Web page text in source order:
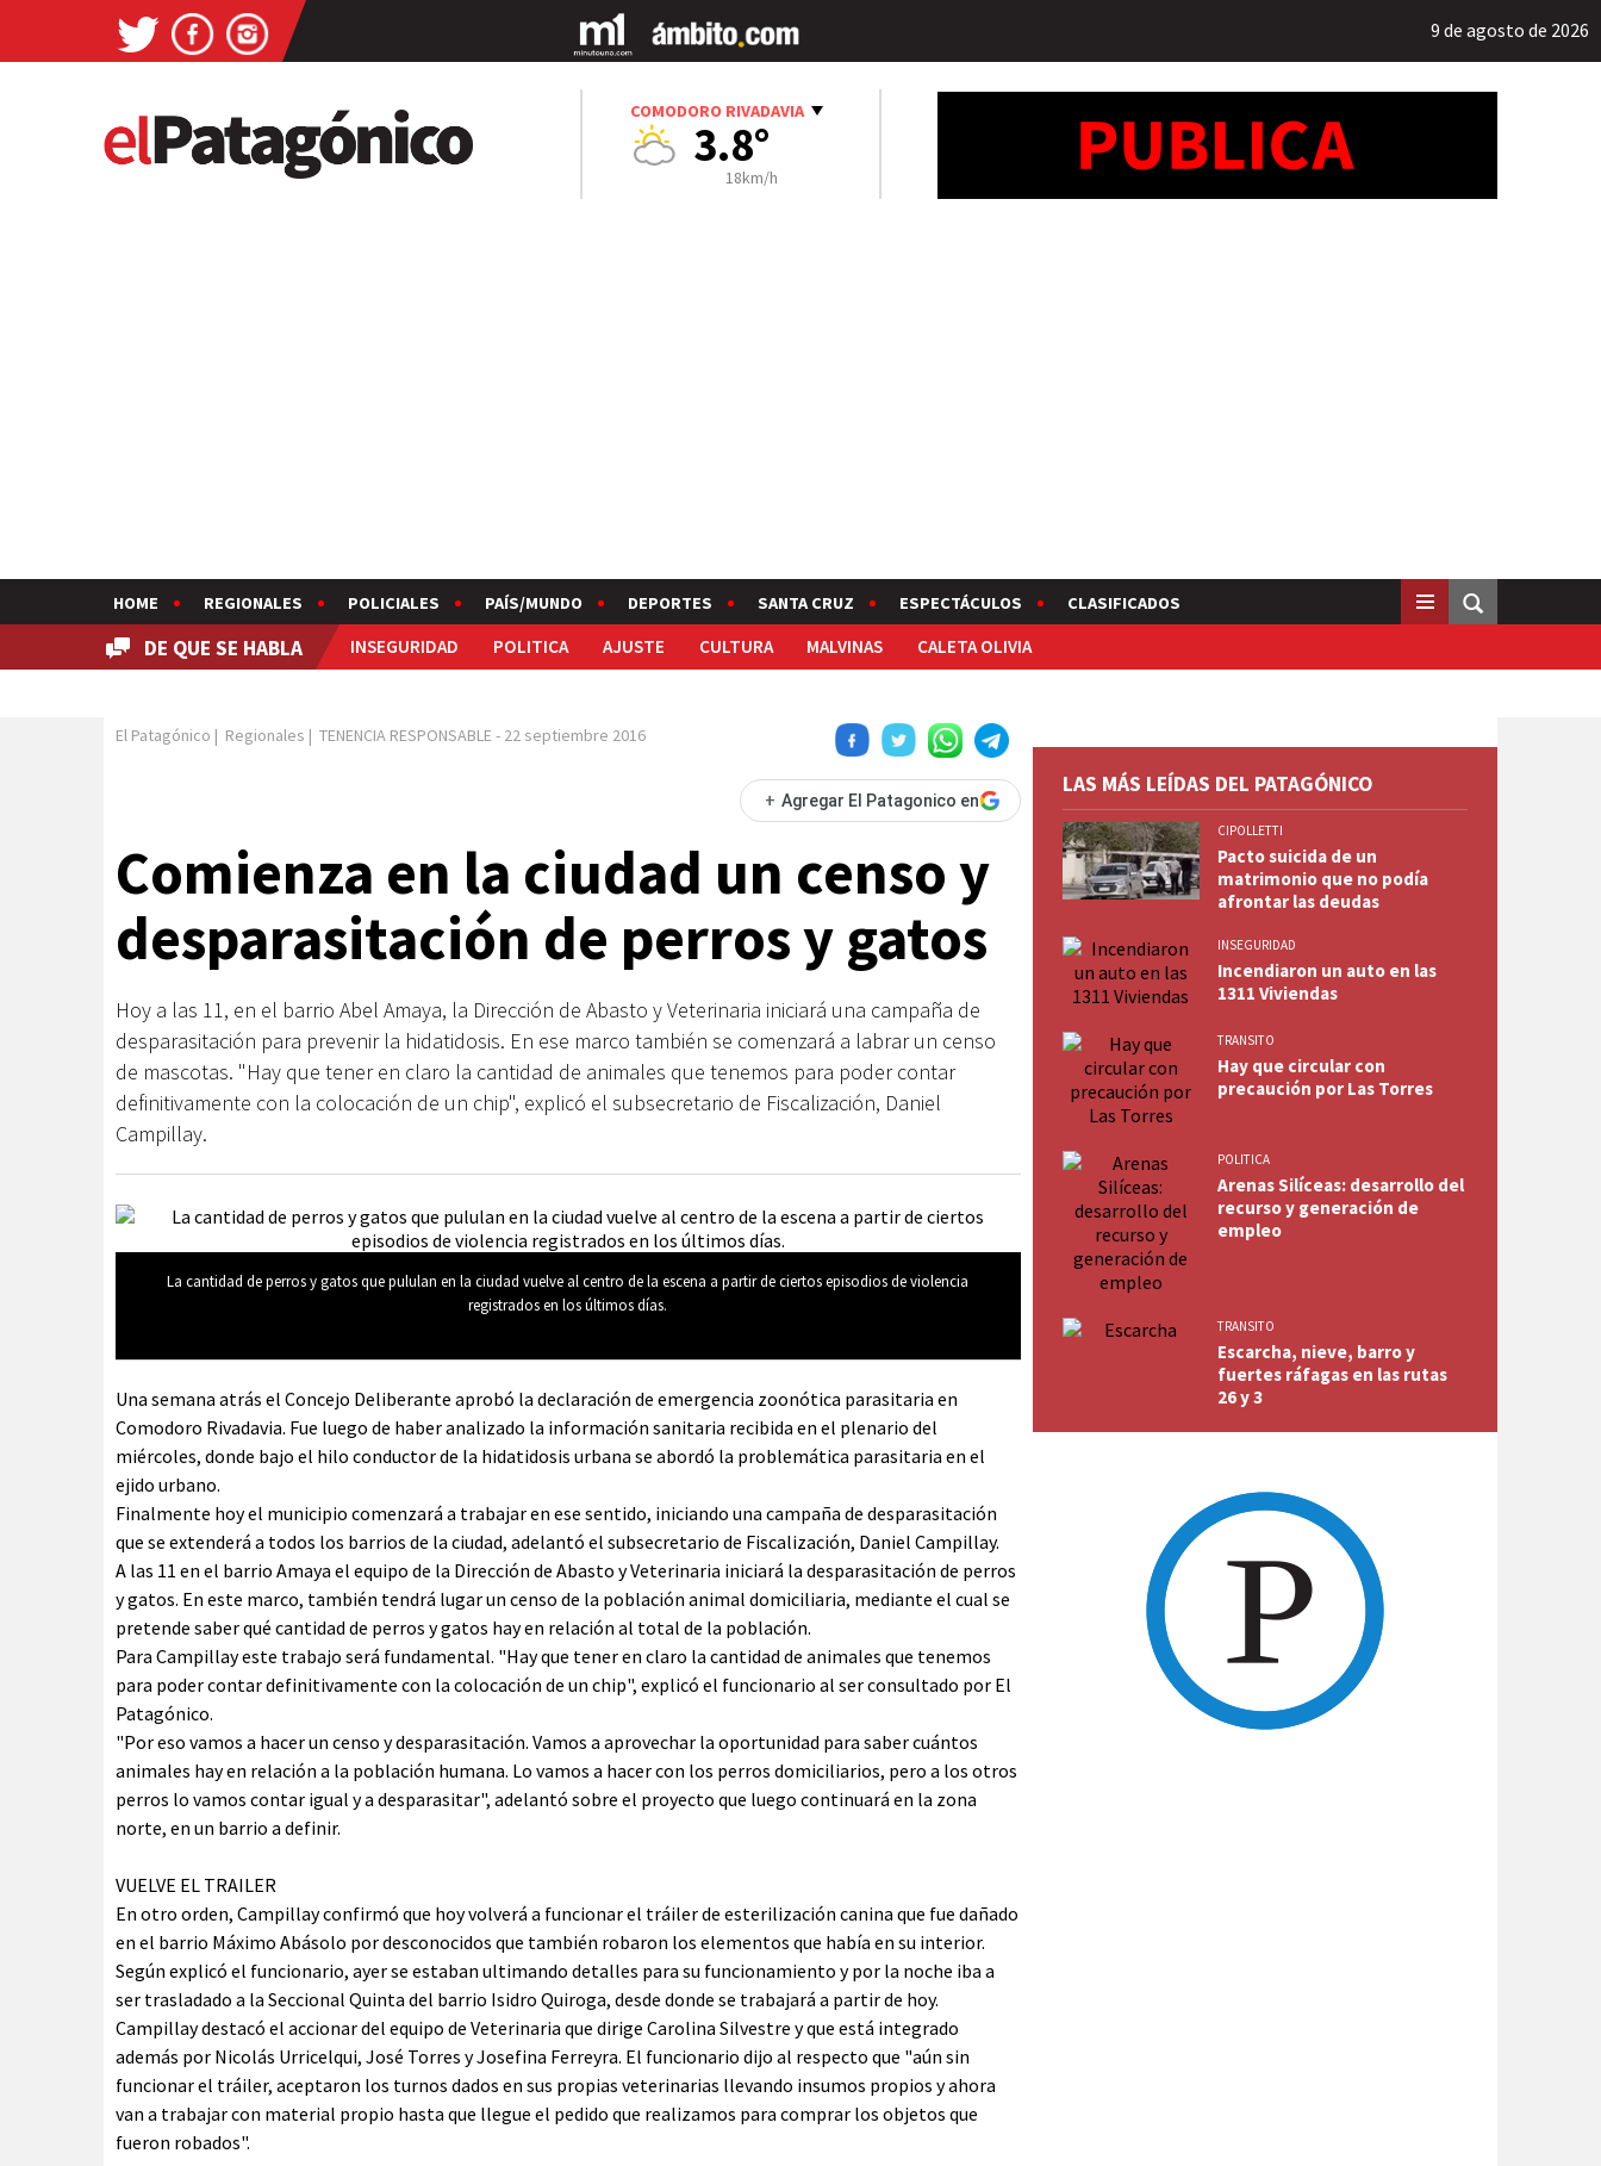
9 de agosto de 2026
COMODORO RIVADAVIA
3.8°
18km/h
HOME REGIONALES POLICIALES PAÍS/MUNDO DEPORTES SANTA CRUZ ESPECTÁCULOS CLASIFICADOS
DE QUE SE HABLA INSEGURIDAD POLITICA AJUSTE CULTURA MALVINAS CALETA OLIVIA
El Patagónico | Regionales | TENENCIA RESPONSABLE- 22 septiembre 2016
+ Agregar El Patagonico en
Comienza en la ciudad un censo y
desparasitación de perros y gatos
Hoy a las 11, en el barrio Abel Amaya, la Dirección de Abasto y Veterinaria iniciará una campaña de
desparasitación para prevenir la hidatidosis. En ese marco también se comenzará a labrar un censo
de mascotas. "Hay que tener en claro la cantidad de animales que tenemos para poder contar
definitivamente con la colocación de un chip", explicó el subsecretario de Fiscalización, Daniel
Campillay.
La cantidad de perros y gatos que pululan en la ciudad vuelve al centro de la escena a partir de ciertos episodios de violencia
registrados en los últimos días.
Una semana atrás el Concejo Deliberante aprobó la declaración de emergencia zoonótica parasitaria en
Comodoro Rivadavia. Fue luego de haber analizado la información sanitaria recibida en el plenario del
miércoles, donde bajo el hilo conductor de la hidatidosis urbana se abordó la problemática parasitaria en el
ejido urbano.
Finalmente hoy el municipio comenzará a trabajar en ese sentido, iniciando una campaña de desparasitación
que se extenderá a todos los barrios de la ciudad, adelantó el subsecretario de Fiscalización, Daniel Campillay.
A las 11 en el barrio Amaya el equipo de la Dirección de Abasto y Veterinaria iniciará la desparasitación de perros
y gatos. En este marco, también tendrá lugar un censo de la población animal domiciliaria, mediante el cual se
pretende saber qué cantidad de perros y gatos hay en relación al total de la población.
Para Campillay este trabajo será fundamental. "Hay que tener en claro la cantidad de animales que tenemos
para poder contar definitivamente con la colocación de un chip", explicó el funcionario al ser consultado por El
Patagónico.
"Por eso vamos a hacer un censo y desparasitación. Vamos a aprovechar la oportunidad para saber cuántos
animales hay en relación a la población humana. Lo vamos a hacer con los perros domiciliarios, pero a los otros
perros lo vamos contar igual y a desparasitar", adelantó sobre el proyecto que luego continuará en la zona
norte, en un barrio a definir.
VUELVE EL TRAILER
En otro orden, Campillay confirmó que hoy volverá a funcionar el tráiler de esterilización canina que fue dañado
en el barrio Máximo Abásolo por desconocidos que también robaron los elementos que había en su interior.
Según explicó el funcionario, ayer se estaban ultimando detalles para su funcionamiento y por la noche iba a
ser trasladado a la Seccional Quinta del barrio Isidro Quiroga, desde donde se trabajará a partir de hoy.
Campillay destacó el accionar del equipo de Veterinaria que dirige Carolina Silvestre y que está integrado
además por Nicolás Urricelqui, José Torres y Josefina Ferreyra. El funcionario dijo al respecto que "aún sin
funcionar el tráiler, aceptaron los turnos dados en sus propias veterinarias llevando insumos propios y ahora
van a trabajar con material propio hasta que llegue el pedido que realizamos para comprar los objetos que
fueron robados".
LAS MÁS LEÍDAS DEL PATAGÓNICO
CIPOLLETTI
Pacto suicida de un
matrimonio que no podía
afrontar las deudas
INSEGURIDAD
Incendiaron un auto en las
1311 Viviendas
TRANSITO
Hay que circular con
precaución por Las Torres
POLITICA
Arenas Silíceas: desarrollo del
recurso y generación de
empleo
TRANSITO
Escarcha, nieve, barro y
fuertes ráfagas en las rutas
26 y 3